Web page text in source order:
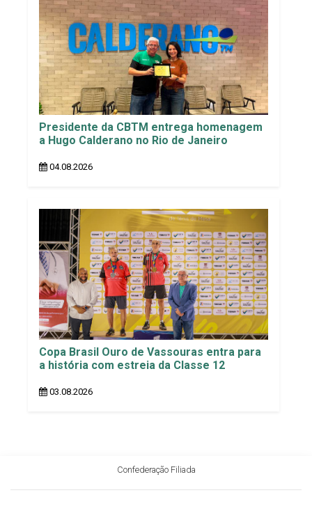
Presidente da CBTM entrega homenagem
a Hugo Calderano no Rio de Janeiro
04.08.2026
Copa Brasil Ouro de Vassouras entra para
a história com estreia da Classe 12
03.08.2026
Confederação Filiada